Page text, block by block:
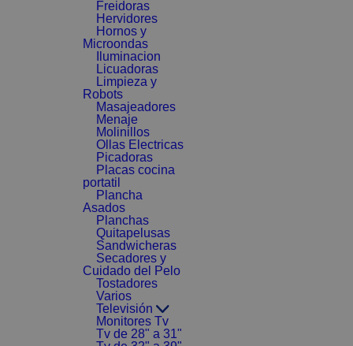
Freidoras
Hervidores
Hornos y
Microondas
Iluminacion
Licuadoras
Limpieza y
Robots
Masajeadores
Menaje
Molinillos
Ollas Electricas
Picadoras
Placas cocina
portatil
Plancha
Asados
Planchas
Quitapelusas
Sandwicheras
Secadores y
Cuidado del Pelo
Tostadores
Varios
Televisión
Monitores Tv
Tv de 28" a 31"